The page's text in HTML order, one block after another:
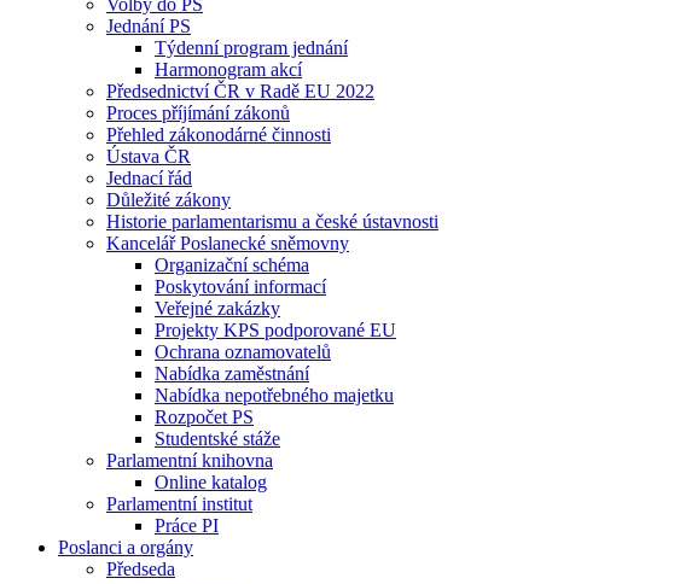
Jednání PS
Týdenní program jednání
Harmonogram akcí
Předsednictví ČR v Radě EU 2022
Proces příjímání zákonů
Přehled zákonodárné činnosti
Ústava ČR
Jednací řád
Důležité zákony
Historie parlamentarismu a české ústavnosti
Kancelář Poslanecké sněmovny
Organizační schéma
Poskytování informací
Veřejné zakázky
Projekty KPS podporované EU
Ochrana oznamovatelů
Nabídka zaměstnání
Nabídka nepotřebného majetku
Rozpočet PS
Studentské stáže
Parlamentní knihovna
Online katalog
Parlamentní institut
Práce PI
Poslanci a orgány
Předseda